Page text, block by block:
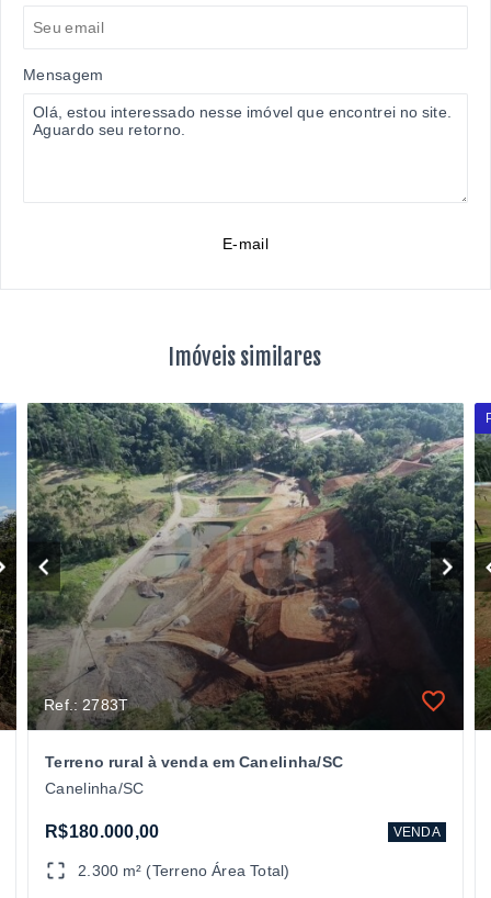
Mensagem
E-mail
Imóveis similares
Ref.: 2783T
Terreno rural à venda em Canelinha/SC
Canelinha/SC
R$180.000,00 VENDA
2.300 m² (Terreno Área Total)